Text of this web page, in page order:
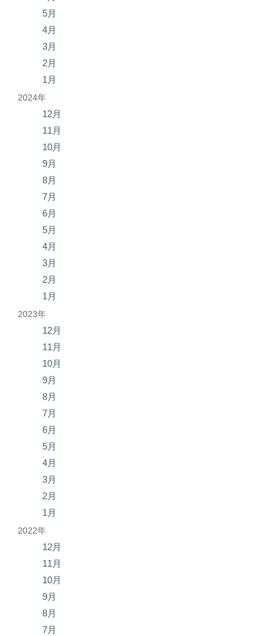
5月
4月
3月
2月
1月
2024年
12月
11月
10月
9月
8月
7月
6月
5月
4月
3月
2月
1月
2023年
12月
11月
10月
9月
8月
7月
6月
5月
4月
3月
2月
1月
2022年
12月
11月
10月
9月
8月
7月